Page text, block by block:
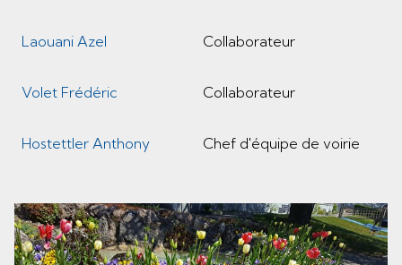
Laouani Azel Collaborateur
Volet Frédéric Collaborateur
Hostettler Anthony Chef d'équipe de voirie